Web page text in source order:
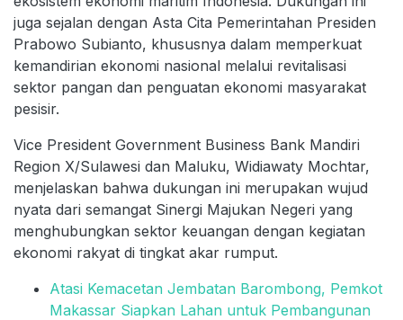
juga sejalan dengan Asta Cita Pemerintahan Presiden
Prabowo Subianto, khususnya dalam memperkuat
kemandirian ekonomi nasional melalui revitalisasi
sektor pangan dan penguatan ekonomi masyarakat
pesisir.
Vice President Government Business Bank Mandiri
Region X/Sulawesi dan Maluku, Widiawaty Mochtar,
menjelaskan bahwa dukungan ini merupakan wujud
nyata dari semangat Sinergi Majukan Negeri yang
menghubungkan sektor keuangan dengan kegiatan
ekonomi rakyat di tingkat akar rumput.
Atasi Kemacetan Jembatan Barombong, Pemkot
Makassar Siapkan Lahan untuk Pembangunan